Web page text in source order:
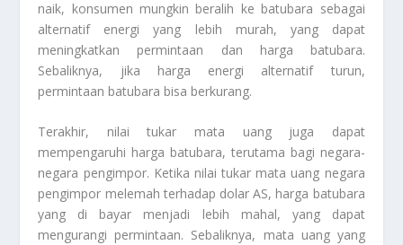
naik, konsumen mungkin beralih ke batubara sebagai
alternatif energi yang lebih murah, yang dapat
meningkatkan permintaan dan harga batubara.
Sebaliknya, jika harga energi alternatif turun,
permintaan batubara bisa berkurang.
Terakhir, nilai tukar mata uang juga dapat
mempengaruhi harga batubara, terutama bagi negara-
negara pengimpor. Ketika nilai tukar mata uang negara
pengimpor melemah terhadap dolar AS, harga batubara
yang di bayar menjadi lebih mahal, yang dapat
mengurangi permintaan. Sebaliknya, mata uang yang